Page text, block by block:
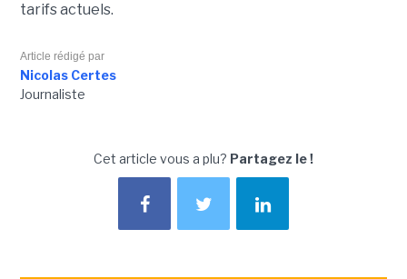
tarifs actuels.
Article rédigé par
Nicolas Certes
Journaliste
Cet article vous a plu? Partagez le !